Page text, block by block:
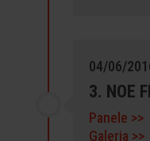
04/06/
3. NOE
Panele >>
Galeria >>